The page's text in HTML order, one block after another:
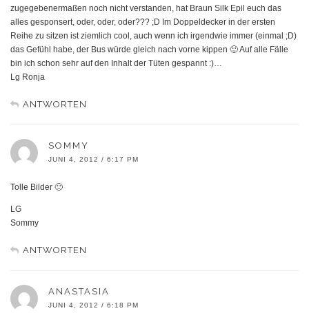
zugegebenermaßen noch nicht verstanden, hat Braun Silk Epil euch das
alles gesponsert, oder, oder, oder??? ;D Im Doppeldecker in der ersten
Reihe zu sitzen ist ziemlich cool, auch wenn ich irgendwie immer (einmal ;D)
das Gefühl habe, der Bus würde gleich nach vorne kippen 🙂 Auf alle Fälle
bin ich schon sehr auf den Inhalt der Tüten gespannt :)…
Lg Ronja
ANTWORTEN
SOMMY
JUNI 4, 2012 / 6:17 PM
Tolle Bilder 🙂
LG
Sommy
ANTWORTEN
ANASTASIA
JUNI 4, 2012 / 6:18 PM